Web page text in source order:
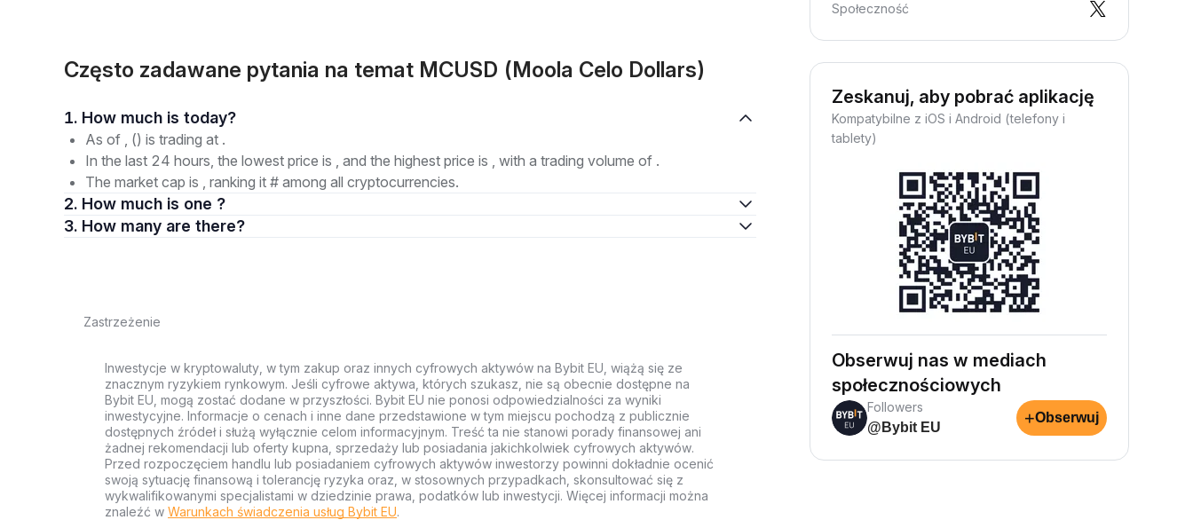
Często zadawane pytania na temat MCUSD (Moola Celo Dollars)
1. How much is today?
As of , () is trading at .
In the last 24 hours, the lowest price is , and the highest price is , with a trading volume of .
The market cap is , ranking it # among all cryptocurrencies.
2. How much is one ?
3. How many are there?
Zastrzeżenie
Inwestycje w kryptowaluty, w tym zakup oraz innych cyfrowych aktywów na Bybit EU, wiążą się ze
znacznym ryzykiem rynkowym. Jeśli cyfrowe aktywa, których szukasz, nie są obecnie dostępne na
Bybit EU, mogą zostać dodane w przyszłości. Bybit EU nie ponosi odpowiedzialności za wyniki
inwestycyjne. Informacje o cenach i inne dane przedstawione w tym miejscu pochodzą z publicznie
dostępnych źródeł i służą wyłącznie celom informacyjnym. Treść ta nie stanowi porady finansowej ani
żadnej rekomendacji lub oferty kupna, sprzedaży lub posiadania jakichkolwiek cyfrowych aktywów.
Przed rozpoczęciem handlu lub posiadaniem cyfrowych aktywów inwestorzy powinni dokładnie ocenić
swoją sytuację finansową i tolerancję ryzyka oraz, w stosownych przypadkach, skonsultować się z
wykwalifikowanymi specjalistami w dziedzinie prawa, podatków lub inwestycji. Więcej informacji można
znaleźć w Warunkach świadczenia usług Bybit EU.
Społeczność
Zeskanuj, aby pobrać aplikację
Kompatybilne z iOS i Android (telefony i
tablety)
Obserwuj nas w mediach
społecznościowych
Followers
@Bybit EU
+Obserwuj